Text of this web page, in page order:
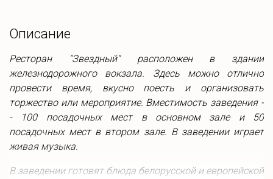
Описание
Ресторан "Звездный" расположен в здании
железнодорожного вокзала. Здесь можно отлично
провести время, вкусно поесть и организовать
торжество или мероприятие. Вместимость заведения -
- 100 посадочных мест в основном зале и 50
посадочных мест в втором зале. В заведении играет
живая музыка.
В заведении готовят блюда белорусской и европейской